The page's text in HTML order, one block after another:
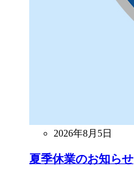
2026年8月5日
夏季休業のお知らせ